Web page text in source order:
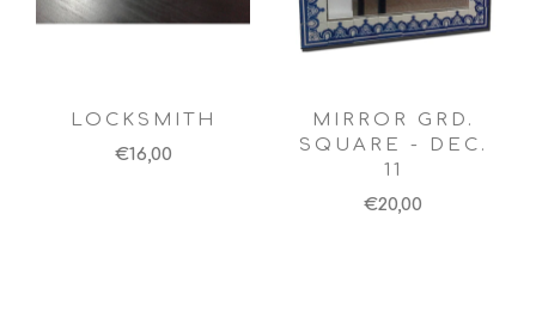
LOCKSMITH
€16,00
MIRROR GRD.
SQUARE - DEC.
11
€20,00